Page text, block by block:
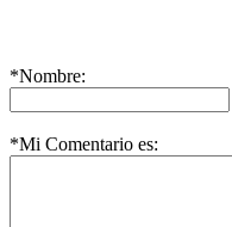
*Nombre:
*Mi Comentario es: